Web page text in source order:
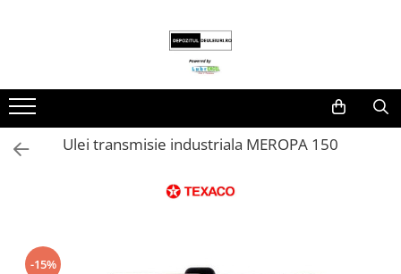
Ulei de motor
Fluide transmisie/UTTO
Ulei industrialUlei transmisie industriala MEROPA 150
-15%